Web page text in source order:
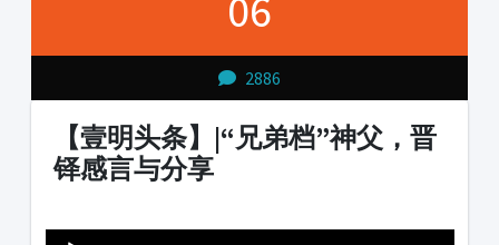
06
2886
【壹明头条】|“兄弟档”神父，晋
铎感言与分享
Player